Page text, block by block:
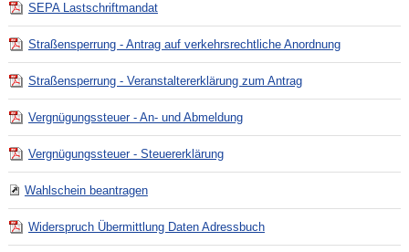
SEPA Lastschriftmandat
Straßensperrung - Antrag auf verkehrsrechtliche Anordnung
Straßensperrung - Veranstaltererklärung zum Antrag
Vergnügungssteuer - An- und Abmeldung
Vergnügungssteuer - Steuererklärung
Wahlschein beantragen
Widerspruch Übermittlung Daten Adressbuch